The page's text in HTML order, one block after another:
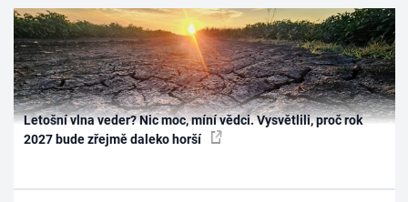
Letošní vlna veder? Nic moc, míní vědci. Vysvětlili, proč rok
2027 bude zřejmě daleko horší